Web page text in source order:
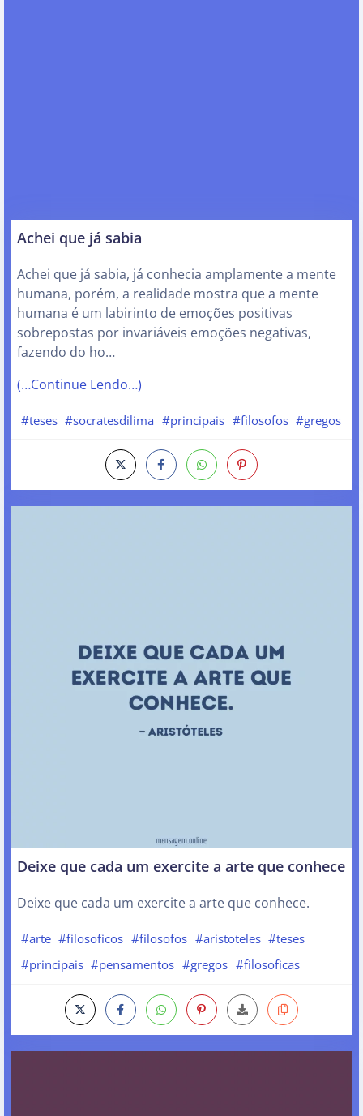
Achei que já sabia
Achei que já sabia, já conhecia amplamente a mente
humana, porém, a realidade mostra que a mente
humana é um labirinto de emoções positivas
sobrepostas por invariáveis emoções negativas,
fazendo do ho…
(…Continue Lendo…)
#teses #socratesdilima #principais #filosofos #gregos
Deixe que cada um exercite a arte que conhece
Deixe que cada um exercite a arte que conhece.
#arte #filosoficos #filosofos #aristoteles #teses
#principais #pensamentos #gregos #filosoficas